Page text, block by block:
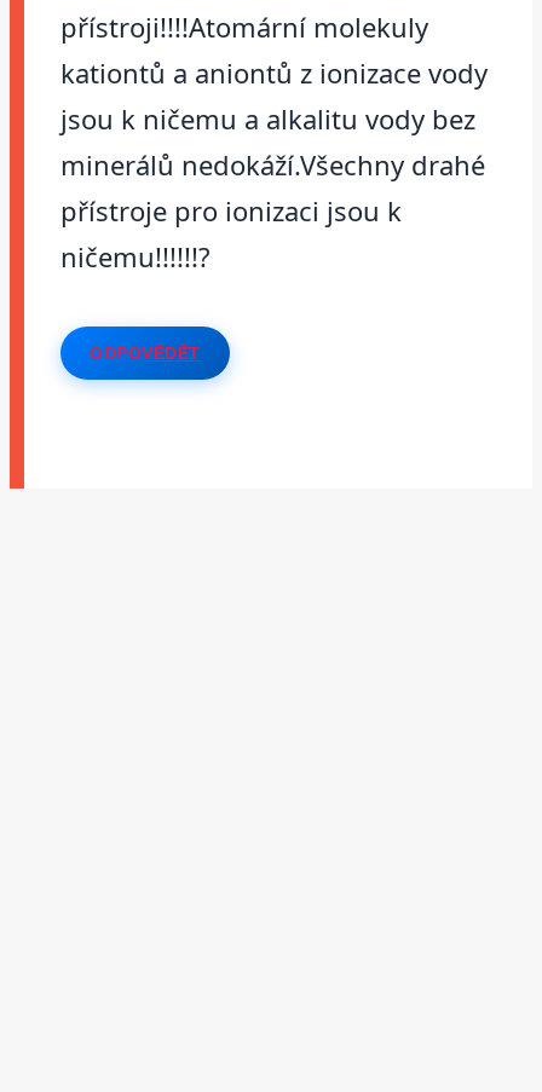
přístroji!!!!Atomární molekuly
kationtů a aniontů z ionizace vody
jsou k ničemu a alkalitu vody bez
minerálů nedokáží.Všechny drahé
přístroje pro ionizaci jsou k
ničemu!!!!!!?
ODPOVĚDĚT